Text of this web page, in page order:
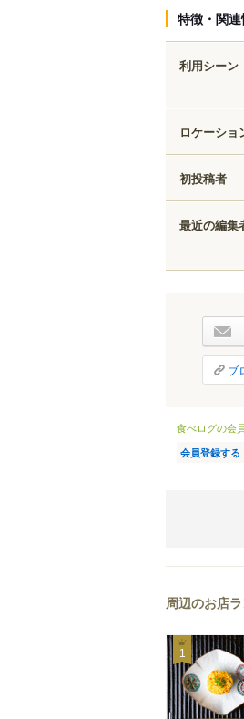
特徴・関連
利用シーン
ロケーショ
初投稿者
最近の編集
ブ
食べログの会
会員登録する
周辺のお店
1